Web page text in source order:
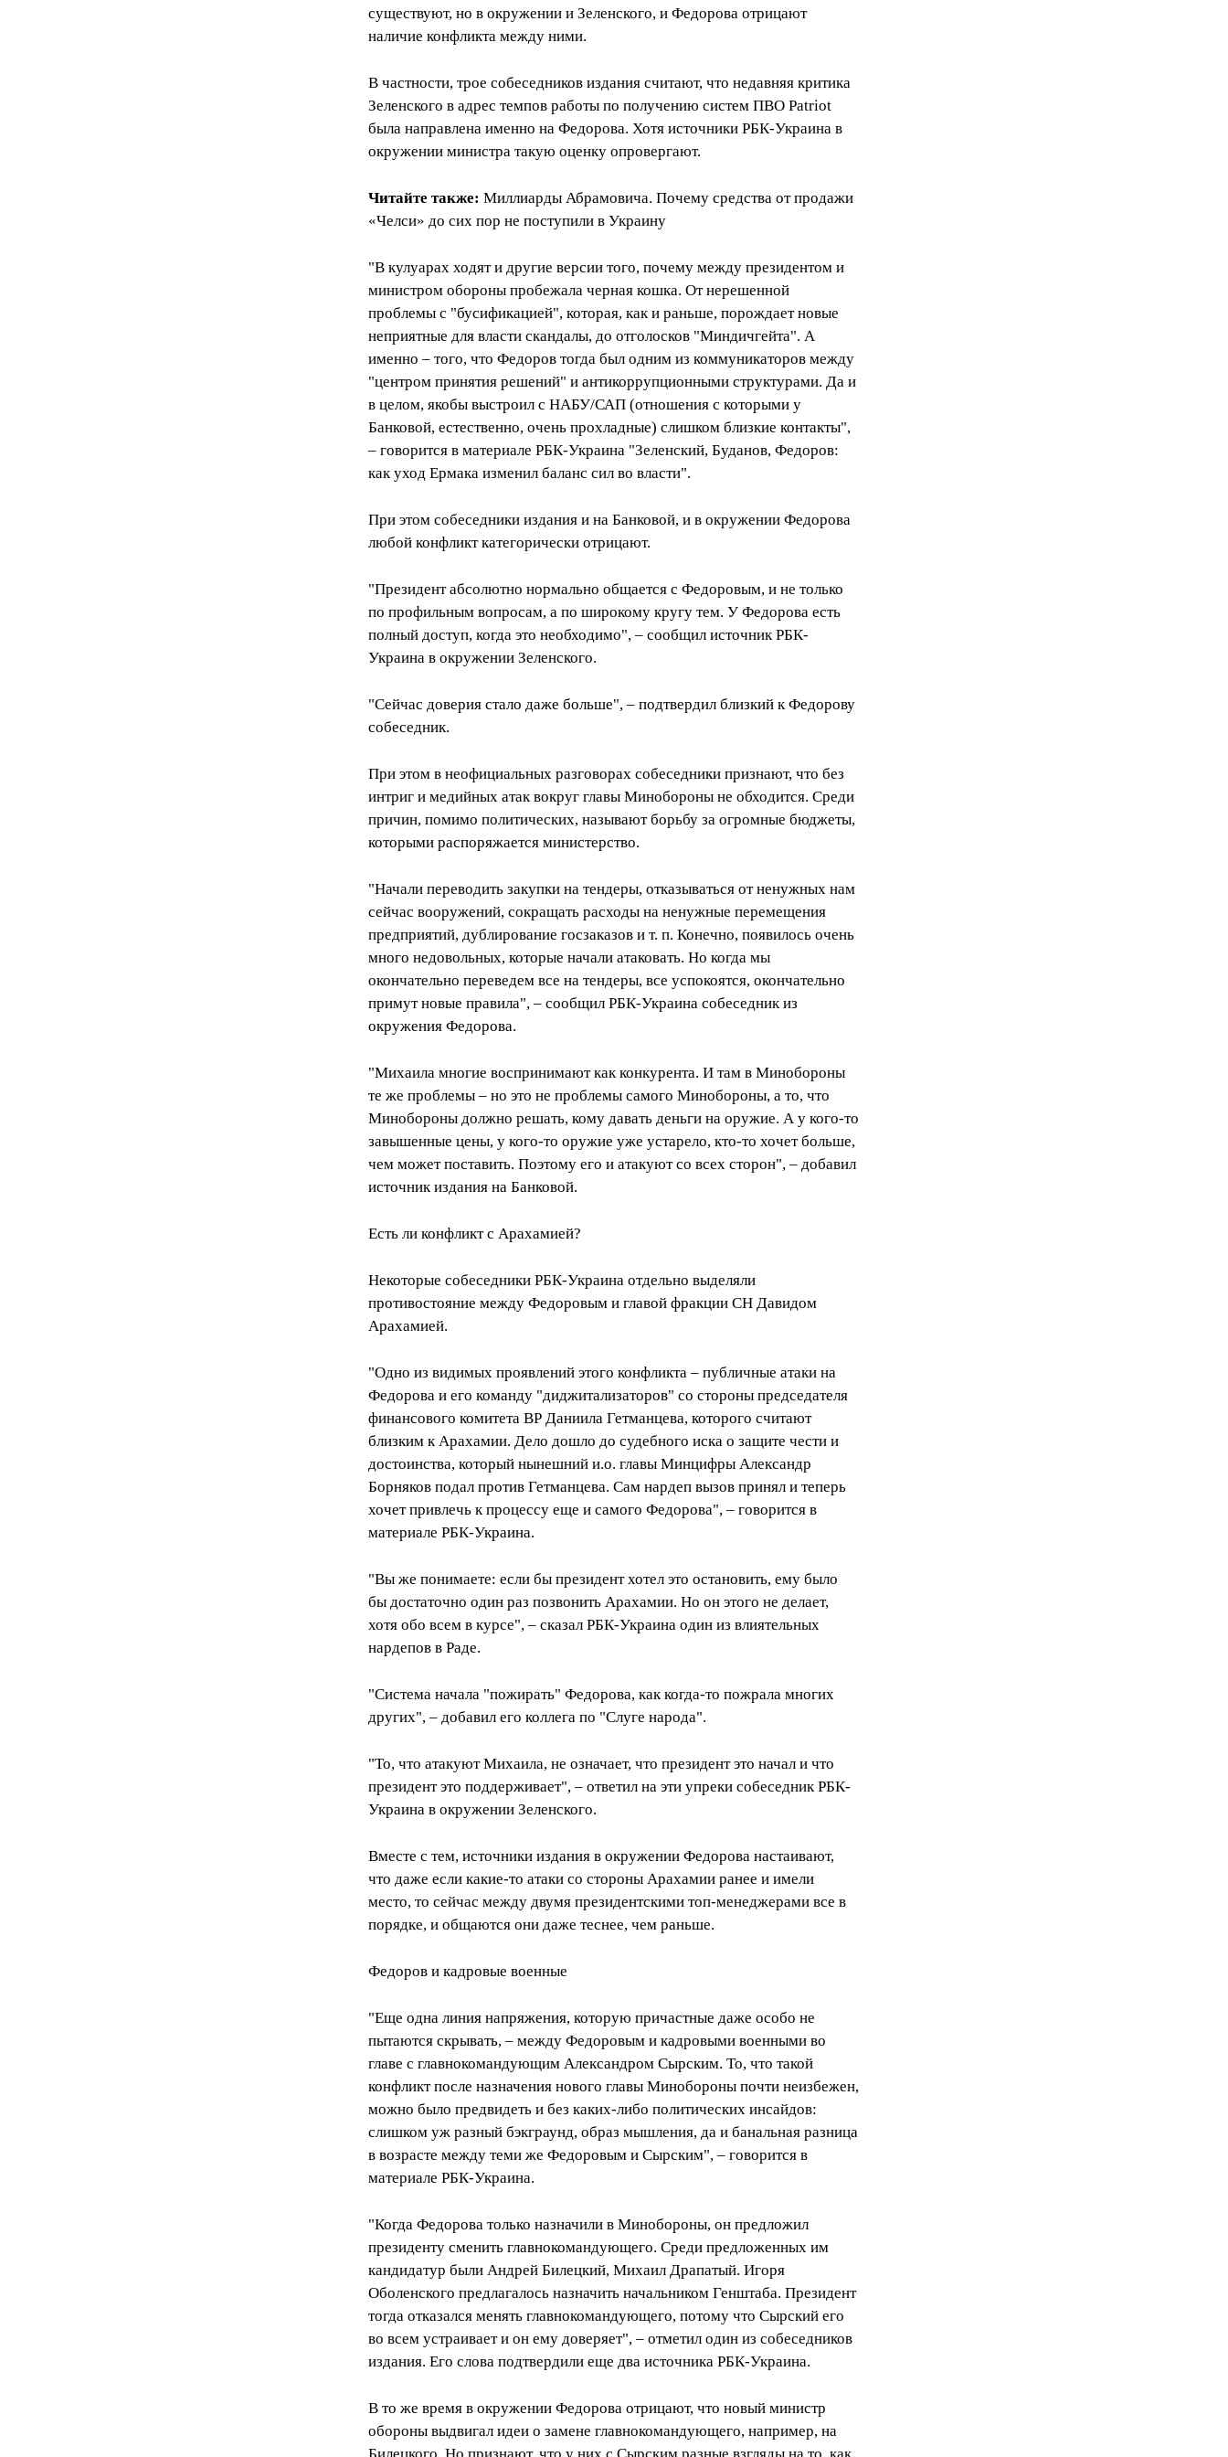
существуют, но в окружении и Зеленского, и Федорова отрицают
наличие конфликта между ними.
В частности, трое собеседников издания считают, что недавняя критика
Зеленского в адрес темпов работы по получению систем ПВО Patriot
была направлена именно на Федорова. Хотя источники РБК-Украина в
окружении министра такую оценку опровергают.
Читайте также:Миллиарды Абрамовича. Почему средства от продажи
«Челси» до сих пор не поступили в Украину
"В кулуарах ходят и другие версии того, почему между президентом и
министром обороны пробежала черная кошка. От нерешенной
проблемы с "бусификацией", которая, как и раньше, порождает новые
неприятные для власти скандалы, до отголосков "Миндичгейта". А
именно – того, что Федоров тогда был одним из коммуникаторов между
"центром принятия решений" и антикоррупционными структурами. Да и
в целом, якобы выстроил с НАБУ/САП (отношения с которыми у
Банковой, естественно, очень прохладные) слишком близкие контакты",
– говорится в материале РБК-Украина "Зеленский, Буданов, Федоров:
как уход Ермака изменил баланс сил во власти".
При этом собеседники издания и на Банковой, и в окружении Федорова
любой конфликт категорически отрицают.
"Президент абсолютно нормально общается с Федоровым, и не только
по профильным вопросам, а по широкому кругу тем. У Федорова есть
полный доступ, когда это необходимо", – сообщил источник РБК-
Украина в окружении Зеленского.
"Сейчас доверия стало даже больше", – подтвердил близкий к Федорову
собеседник.
При этом в неофициальных разговорах собеседники признают, что без
интриг и медийных атак вокруг главы Минобороны не обходится. Среди
причин, помимо политических, называют борьбу за огромные бюджеты,
которыми распоряжается министерство.
"Начали переводить закупки на тендеры, отказываться от ненужных нам
сейчас вооружений, сокращать расходы на ненужные перемещения
предприятий, дублирование госзаказов и т. п. Конечно, появилось очень
много недовольных, которые начали атаковать. Но когда мы
окончательно переведем все на тендеры, все успокоятся, окончательно
примут новые правила", – сообщил РБК-Украина собеседник из
окружения Федорова.
"Михаила многие воспринимают как конкурента. И там в Минобороны
те же проблемы – но это не проблемы самого Минобороны, а то, что
Минобороны должно решать, кому давать деньги на оружие. А у кого-то
завышенные цены, у кого-то оружие уже устарело, кто-то хочет больше,
чем может поставить. Поэтому его и атакуют со всех сторон", – добавил
источник издания на Банковой.
Есть ли конфликт с Арахамией?
Некоторые собеседники РБК-Украина отдельно выделяли
противостояние между Федоровым и главой фракции СН Давидом
Арахамией.
"Одно из видимых проявлений этого конфликта – публичные атаки на
Федорова и его команду "диджитализаторов" со стороны председателя
финансового комитета ВР Даниила Гетманцева, которого считают
близким к Арахамии. Дело дошло до судебного иска о защите чести и
достоинства, который нынешний и.о. главы Минцифры Александр
Борняков подал против Гетманцева. Сам нардеп вызов принял и теперь
хочет привлечь к процессу еще и самого Федорова", – говорится в
материале РБК-Украина.
"Вы же понимаете: если бы президент хотел это остановить, ему было
бы достаточно один раз позвонить Арахамии. Но он этого не делает,
хотя обо всем в курсе", – сказал РБК-Украина один из влиятельных
нардепов в Раде.
"Система начала "пожирать" Федорова, как когда-то пожрала многих
других", – добавил его коллега по "Слуге народа".
"То, что атакуют Михаила, не означает, что президент это начал и что
президент это поддерживает", – ответил на эти упреки собеседник РБК-
Украина в окружении Зеленского.
Вместе с тем, источники издания в окружении Федорова настаивают,
что даже если какие-то атаки со стороны Арахамии ранее и имели
место, то сейчас между двумя президентскими топ-менеджерами все в
порядке, и общаются они даже теснее, чем раньше.
Федоров и кадровые военные
"Еще одна линия напряжения, которую причастные даже особо не
пытаются скрывать, – между Федоровым и кадровыми военными во
главе с главнокомандующим Александром Сырским. То, что такой
конфликт после назначения нового главы Минобороны почти неизбежен,
можно было предвидеть и без каких-либо политических инсайдов:
слишком уж разный бэкграунд, образ мышления, да и банальная разница
в возрасте между теми же Федоровым и Сырским", – говорится в
материале РБК-Украина.
"Когда Федорова только назначили в Минобороны, он предложил
президенту сменить главнокомандующего. Среди предложенных им
кандидатур были Андрей Билецкий, Михаил Драпатый. Игоря
Оболенского предлагалось назначить начальником Генштаба. Президент
тогда отказался менять главнокомандующего, потому что Сырский его
во всем устраивает и он ему доверяет", – отметил один из собеседников
издания. Его слова подтвердили еще два источника РБК-Украина.
В то же время в окружении Федорова отрицают, что новый министр
обороны выдвигал идеи о замене главнокомандующего, например, на